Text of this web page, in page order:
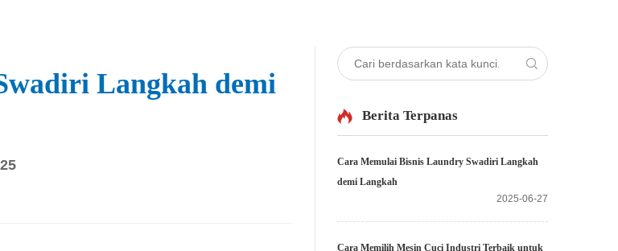
Langkah demi
Berita Terpanas
Cara Memulai Bisnis Laundry Swadiri Langkah
demi Langkah
2025-06-27
Cara Memilih Mesin Cuci Industri Terbaik untuk